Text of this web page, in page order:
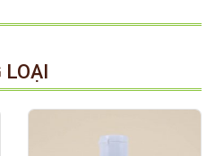
LOẠI